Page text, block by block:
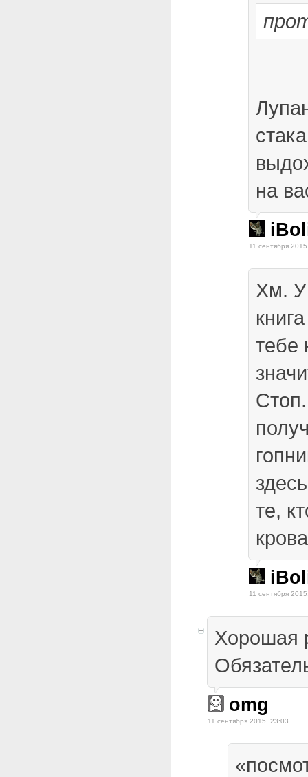
на
11 сентября
Хм. У
тебе
те,
11 сентября
Хорошая
omg
11 сентября 2015, 23:03